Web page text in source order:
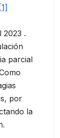
[1]
2023 .
parcial
por
la